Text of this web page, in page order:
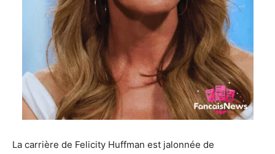
La carrière de Felicity Huffman est jalonnée de